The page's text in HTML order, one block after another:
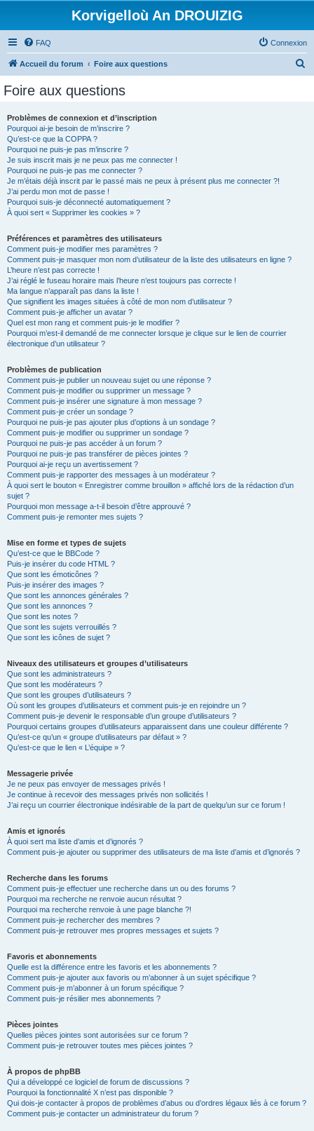
Korvigelloù An DROUIZIG
FAQ Connexion
Accueil du forum Foire aux questions
Foire aux questions
Problèmes de connexion et d’inscription
Pourquoi ai-je besoin de m’inscrire ?
Qu’est-ce que la COPPA ?
Pourquoi ne puis-je pas m’inscrire ?
Je suis inscrit mais je ne peux pas me connecter !
Pourquoi ne puis-je pas me connecter ?
Je m’étais déjà inscrit par le passé mais ne peux à présent plus me connecter ?!
J’ai perdu mon mot de passe !
Pourquoi suis-je déconnecté automatiquement ?
À quoi sert « Supprimer les cookies » ?
Préférences et paramètres des utilisateurs
Comment puis-je modifier mes paramètres ?
Comment puis-je masquer mon nom d’utilisateur de la liste des utilisateurs en ligne ?
L’heure n’est pas correcte !
J’ai réglé le fuseau horaire mais l’heure n’est toujours pas correcte !
Ma langue n’apparaît pas dans la liste !
Que signifient les images situées à côté de mon nom d’utilisateur ?
Comment puis-je afficher un avatar ?
Quel est mon rang et comment puis-je le modifier ?
Pourquoi m’est-il demandé de me connecter lorsque je clique sur le lien de courrier
électronique d’un utilisateur ?
Problèmes de publication
Comment puis-je publier un nouveau sujet ou une réponse ?
Comment puis-je modifier ou supprimer un message ?
Comment puis-je insérer une signature à mon message ?
Comment puis-je créer un sondage ?
Pourquoi ne puis-je pas ajouter plus d’options à un sondage ?
Comment puis-je modifier ou supprimer un sondage ?
Pourquoi ne puis-je pas accéder à un forum ?
Pourquoi ne puis-je pas transférer de pièces jointes ?
Pourquoi ai-je reçu un avertissement ?
Comment puis-je rapporter des messages à un modérateur ?
À quoi sert le bouton « Enregistrer comme brouillon » affiché lors de la rédaction d’un
sujet ?
Pourquoi mon message a-t-il besoin d’être approuvé ?
Comment puis-je remonter mes sujets ?
Mise en forme et types de sujets
Qu’est-ce que le BBCode ?
Puis-je insérer du code HTML ?
Que sont les émoticônes ?
Puis-je insérer des images ?
Que sont les annonces générales ?
Que sont les annonces ?
Que sont les notes ?
Que sont les sujets verrouillés ?
Que sont les icônes de sujet ?
Niveaux des utilisateurs et groupes d’utilisateurs
Que sont les administrateurs ?
Que sont les modérateurs ?
Que sont les groupes d’utilisateurs ?
Où sont les groupes d’utilisateurs et comment puis-je en rejoindre un ?
Comment puis-je devenir le responsable d’un groupe d’utilisateurs ?
Pourquoi certains groupes d’utilisateurs apparaissent dans une couleur différente ?
Qu’est-ce qu’un « groupe d’utilisateurs par défaut » ?
Qu’est-ce que le lien « L’équipe » ?
Messagerie privée
Je ne peux pas envoyer de messages privés !
Je continue à recevoir des messages privés non sollicités !
J’ai reçu un courrier électronique indésirable de la part de quelqu’un sur ce forum !
Amis et ignorés
À quoi sert ma liste d’amis et d’ignorés ?
Comment puis-je ajouter ou supprimer des utilisateurs de ma liste d’amis et d’ignorés ?
Recherche dans les forums
Comment puis-je effectuer une recherche dans un ou des forums ?
Pourquoi ma recherche ne renvoie aucun résultat ?
Pourquoi ma recherche renvoie à une page blanche ?!
Comment puis-je rechercher des membres ?
Comment puis-je retrouver mes propres messages et sujets ?
Favoris et abonnements
Quelle est la différence entre les favoris et les abonnements ?
Comment puis-je ajouter aux favoris ou m’abonner à un sujet spécifique ?
Comment puis-je m’abonner à un forum spécifique ?
Comment puis-je résilier mes abonnements ?
Pièces jointes
Quelles pièces jointes sont autorisées sur ce forum ?
Comment puis-je retrouver toutes mes pièces jointes ?
À propos de phpBB
Qui a développé ce logiciel de forum de discussions ?
Pourquoi la fonctionnalité X n’est pas disponible ?
Qui dois-je contacter à propos de problèmes d’abus ou d’ordres légaux liés à ce forum ?
Comment puis-je contacter un administrateur du forum ?